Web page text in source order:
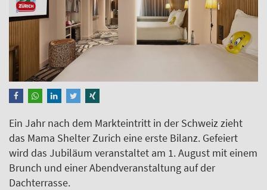
Ein Jahr nach dem Markteintritt in der Schweiz zieht
das Mama Shelter Zurich eine erste Bilanz. Gefeiert
wird das Jubiläum veranstaltet am 1. August mit einem
Brunch und einer Abendveranstaltung auf der
Dachterrasse.